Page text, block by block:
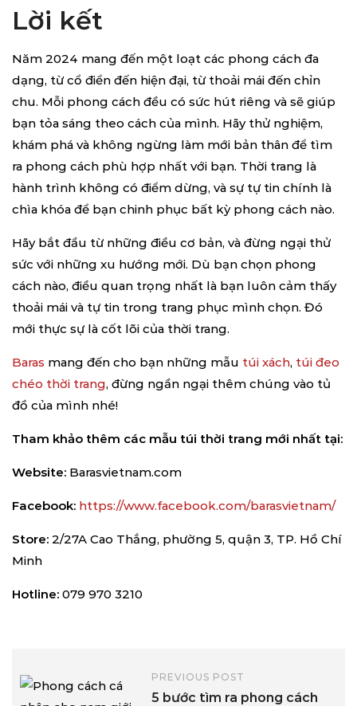
Lời kết
Năm 2024 mang đến một loạt các phong cách đa
dạng, từ cổ điển đến hiện đại, từ thoải mái đến chỉn
chu. Mỗi phong cách đều có sức hút riêng và sẽ giúp
bạn tỏa sáng theo cách của mình. Hãy thử nghiệm,
khám phá và không ngừng làm mới bản thân để tìm
ra phong cách phù hợp nhất với bạn. Thời trang là
hành trình không có điểm dừng, và sự tự tin chính là
chìa khóa để bạn chinh phục bất kỳ phong cách nào.
Hãy bắt đầu từ những điều cơ bản, và đừng ngại thử
sức với những xu hướng mới. Dù bạn chọn phong
cách nào, điều quan trọng nhất là bạn luôn cảm thấy
thoải mái và tự tin trong trang phục mình chọn. Đó
mới thực sự là cốt lõi của thời trang.
Baras mang đến cho bạn những mẫu túi xách, túi đeo
chéo thời trang, đừng ngần ngại thêm chúng vào tủ
đồ của mình nhé!
Tham khảo thêm các mẫu túi thời trang mới nhất tại:
Website: Barasvietnam.com
Facebook: https://www.facebook.com/barasvietnam/
Store: 2/27A Cao Thắng, phường 5, quận 3, TP. Hồ Chí
Minh
Hotline: 079 970 3210
PREVIOUS POST
5 bước tìm ra phong cách